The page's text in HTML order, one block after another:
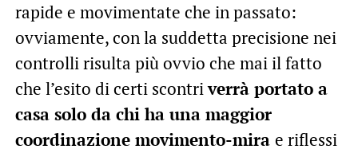
rapide e movimentate che in passato:
ovviamente, con la suddetta precisione nei
controlli risulta più ovvio che mai il fatto
che l’esito di certi scontriverrà portato a
casa solo da chi ha una maggior
coordinazione movimento-mira e riflessi